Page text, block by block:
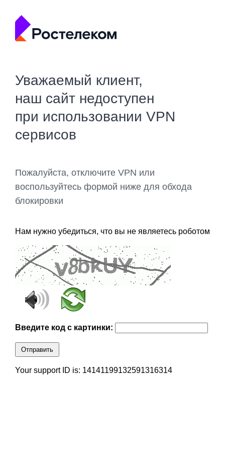
Уважаемый клиент,
наш сайт недоступен
при использовании VPN
сервисов
Пожалуйста, отключите VPN или
воспользуйтесь формой ниже для обхода
блокировки
Нам нужно убедиться, что вы не являетесь роботом
Введите код с картинки:
Отправить
Your support ID is: 14141199132591316314